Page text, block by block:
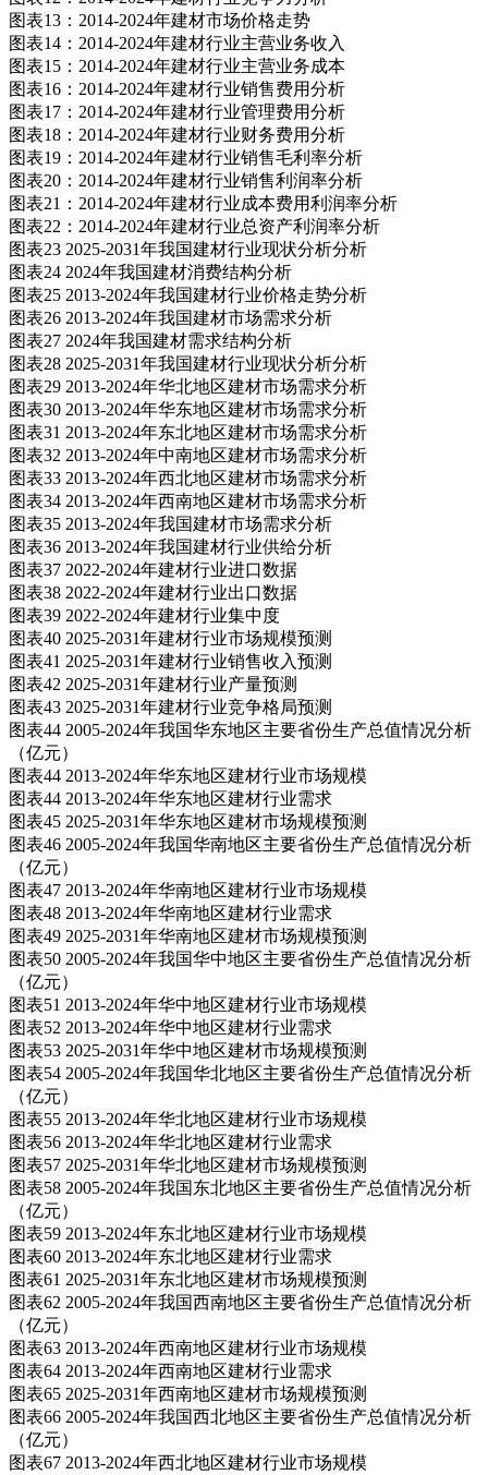
图表13：2014-2024年建材市场价格走势
图表14：2014-2024年建材行业主营业务收入
图表15：2014-2024年建材行业主营业务成本
图表16：2014-2024年建材行业销售费用分析
图表17：2014-2024年建材行业管理费用分析
图表18：2014-2024年建材行业财务费用分析
图表19：2014-2024年建材行业销售毛利率分析
图表20：2014-2024年建材行业销售利润率分析
图表21：2014-2024年建材行业成本费用利润率分析
图表22：2014-2024年建材行业总资产利润率分析
图表23 2025-2031年我国建材行业现状分析分析
图表24 2024年我国建材消费结构分析
图表25 2013-2024年我国建材行业价格走势分析
图表26 2013-2024年我国建材市场需求分析
图表27 2024年我国建材需求结构分析
图表28 2025-2031年我国建材行业现状分析分析
图表29 2013-2024年华北地区建材市场需求分析
图表30 2013-2024年华东地区建材市场需求分析
图表31 2013-2024年东北地区建材市场需求分析
图表32 2013-2024年中南地区建材市场需求分析
图表33 2013-2024年西北地区建材市场需求分析
图表34 2013-2024年西南地区建材市场需求分析
图表35 2013-2024年我国建材市场需求分析
图表36 2013-2024年我国建材行业供给分析
图表37 2022-2024年建材行业进口数据
图表38 2022-2024年建材行业出口数据
图表39 2022-2024年建材行业集中度
图表40 2025-2031年建材行业市场规模预测
图表41 2025-2031年建材行业销售收入预测
图表42 2025-2031年建材行业产量预测
图表43 2025-2031年建材行业竞争格局预测
图表44 2005-2024年我国华东地区主要省份生产总值情况分析
（亿元）
图表44 2013-2024年华东地区建材行业市场规模
图表44 2013-2024年华东地区建材行业需求
图表45 2025-2031年华东地区建材市场规模预测
图表46 2005-2024年我国华南地区主要省份生产总值情况分析
（亿元）
图表47 2013-2024年华南地区建材行业市场规模
图表48 2013-2024年华南地区建材行业需求
图表49 2025-2031年华南地区建材市场规模预测
图表50 2005-2024年我国华中地区主要省份生产总值情况分析
（亿元）
图表51 2013-2024年华中地区建材行业市场规模
图表52 2013-2024年华中地区建材行业需求
图表53 2025-2031年华中地区建材市场规模预测
图表54 2005-2024年我国华北地区主要省份生产总值情况分析
（亿元）
图表55 2013-2024年华北地区建材行业市场规模
图表56 2013-2024年华北地区建材行业需求
图表57 2025-2031年华北地区建材市场规模预测
图表58 2005-2024年我国东北地区主要省份生产总值情况分析
（亿元）
图表59 2013-2024年东北地区建材行业市场规模
图表60 2013-2024年东北地区建材行业需求
图表61 2025-2031年东北地区建材市场规模预测
图表62 2005-2024年我国西南地区主要省份生产总值情况分析
（亿元）
图表63 2013-2024年西南地区建材行业市场规模
图表64 2013-2024年西南地区建材行业需求
图表65 2025-2031年西南地区建材市场规模预测
图表66 2005-2024年我国西北地区主要省份生产总值情况分析
（亿元）
图表67 2013-2024年西北地区建材行业市场规模